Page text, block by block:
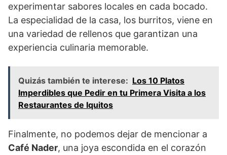
experimentar sabores locales en cada bocado.
La especialidad de la casa, los burritos, viene en
una variedad de rellenos que garantizan una
experiencia culinaria memorable.
Quizás también te interese: Los 10 Platos
Imperdibles que Pedir en tu Primera Visita a los
Restaurantes de Iquitos
Finalmente, no podemos dejar de mencionar a
Café Nader, una joya escondida en el corazón